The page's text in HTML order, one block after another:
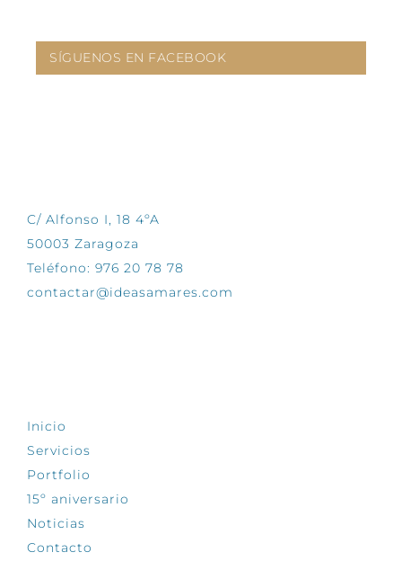
SÍGUENOS EN FACEBOOK
C/ Alfonso I, 18 4ºA
50003 Zaragoza
Teléfono: 976 20 78 78
contactar@ideasamares.com
Inicio
Servicios
Portfolio
15º aniversario
Noticias
Contacto